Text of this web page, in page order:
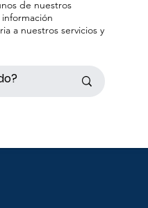
de nuestros
a nuestros servicios y